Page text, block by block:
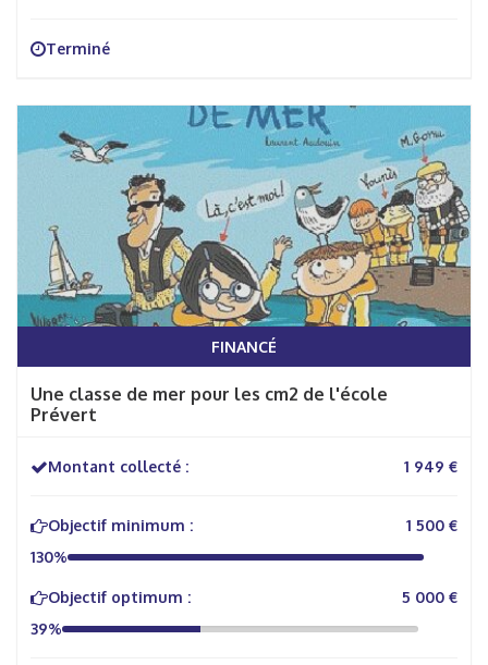
Terminé
FINANCÉ
Une classe de mer pour les cm2 de l'école
Prévert
Montant collecté : 1 949 €
Objectif minimum :
1 500 €
130%
Objectif optimum :
5 000 €
39%